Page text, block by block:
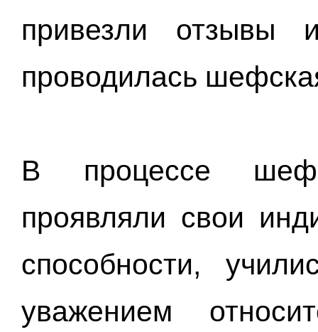
привезли отзывы
проводилась
В процессе
проявляли свои
способности,
уважением